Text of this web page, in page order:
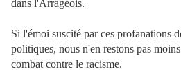
dans l'Arrageois.
Si l'émoi suscité par ces profanations
politiques, nous n'en restons pas
combat contre le racisme.